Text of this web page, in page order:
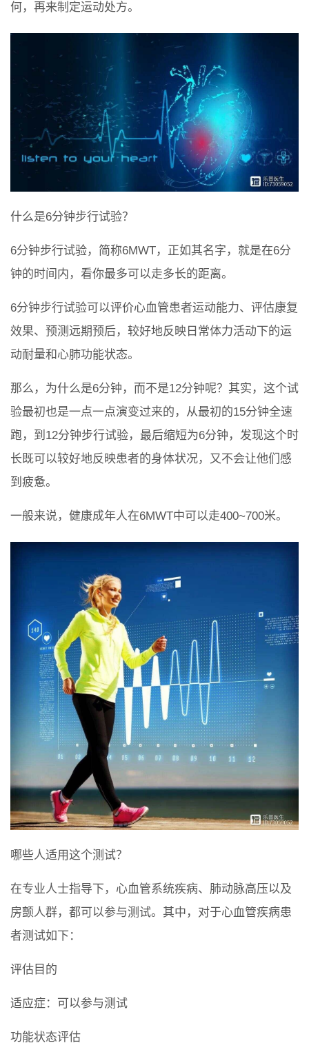
何，再来制定运动处方。
什么是6分钟步行试验？
6分钟步行试验，简称6MWT，正如其名字，就是在6分
钟的时间内，看你最多可以走多长的距离。
6分钟步行试验可以评价心血管患者运动能力、评估康复
效果、预测远期预后，较好地反映日常体力活动下的运
动耐量和心肺功能状态。
那么，为什么是6分钟，而不是12分钟呢？其实，这个试
验最初也是一点一点演变过来的，从最初的15分钟全速
跑，到12分钟步行试验，最后缩短为6分钟，发现这个时
长既可以较好地反映患者的身体状况，又不会让他们感
到疲惫。
一般来说，健康成年人在6MWT中可以走400~700米。
哪些人适用这个测试？
在专业人士指导下，心血管系统疾病、肺动脉高压以及
房颤人群，都可以参与测试。其中，对于心血管疾病患
者测试如下：
评估目的
适应症：可以参与测试
功能状态评估